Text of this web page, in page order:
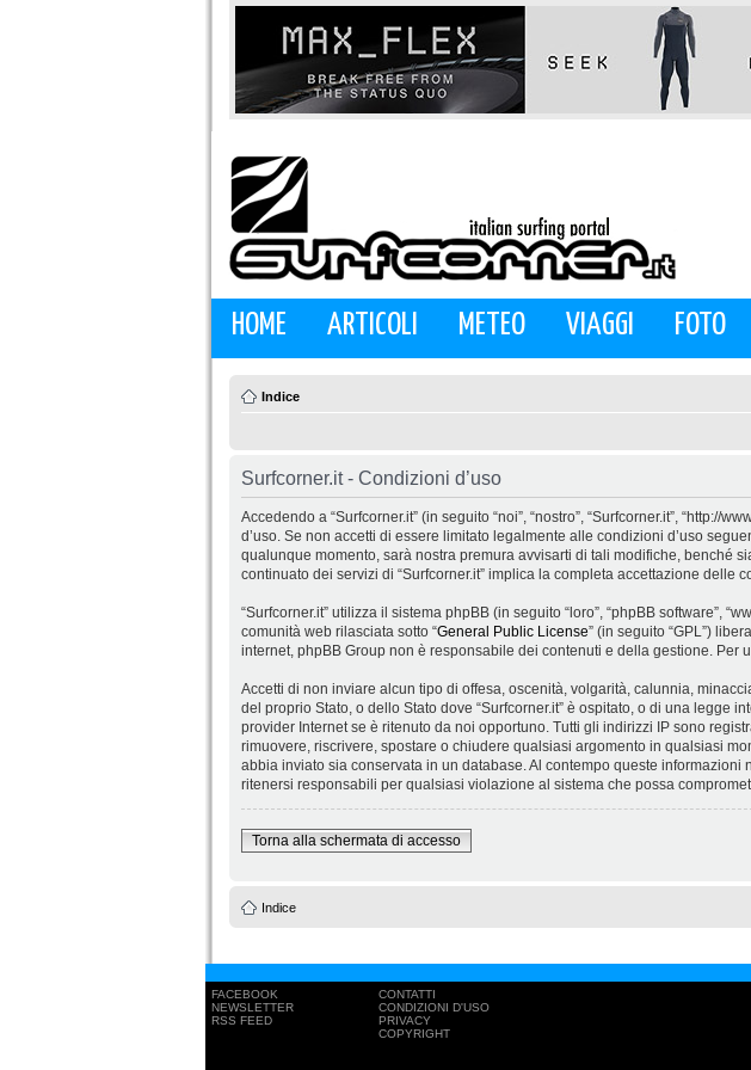
HOME ARTICOLI METEO VIAGGI FOTO
Indice
Surfcorner.it - Condizioni d’uso
Accedendo a “Surfcorner.it” (in seguito “noi”, “nostro”, “Surfcorner.it”,
d’uso. Se non accetti di essere limitato legalmente alle condizioni d’uso
qualunque momento, sarà nostra premura avvisarti di tali modifiche, benché
continuato dei servizi di “Surfcorner.it” implica la completa accettazione delle
“Surfcorner.it” utilizza il sistema phpBB (in seguito “loro”, “phpBB software”,
comunità web rilasciata sotto “General Public License” (in seguito “GPL”)
internet, phpBB Group non è responsabile dei contenuti e della gestione. Per
Accetti di non inviare alcun tipo di offesa, oscenità, volgarità, calunnia,
del proprio Stato, o dello Stato dove “Surfcorner.it” è ospitato, o di una legge
provider Internet se è ritenuto da noi opportuno. Tutti gli indirizzi IP sono
rimuovere, riscrivere, spostare o chiudere qualsiasi argomento in qualsiasi
abbia inviato sia conservata in un database. Al contempo queste
ritenersi responsabili per qualsiasi violazione al sistema che possa
Torna alla schermata di accesso
Indice
FACEBOOK
NEWSLETTER
RSS FEED
CONTATTI
CONDIZIONI D'USO
PRIVACY
COPYRIGHT